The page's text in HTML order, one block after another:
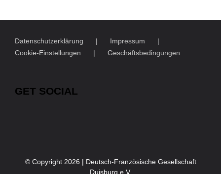
Datenschutzerklärung
Impressum
Cookie-Einstellungen
Geschäftsbedingungen
GET SOCIAL
© Copyright 2026 | Deutsch-Französische Gesellschaft
Duisburg e.V.